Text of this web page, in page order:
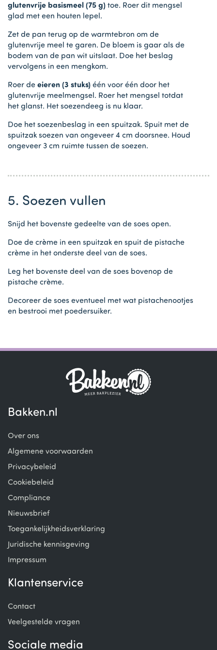
glutenvrije basismeel (75 g) toe. Roer dit mengsel
glad met een houten lepel.
Zet de pan terug op de warmtebron om de
glutenvrije meel te garen. De bloem is gaar als de
bodem van de pan wit uitslaat. Doe het beslag
vervolgens in een mengkom.
Roer de eieren (3 stuks) één voor één door het
glutenvrije meelmengsel. Roer het mengsel totdat
het glanst. Het soezendeeg is nu klaar.
Doe het soezenbeslag in een spuitzak. Spuit met de
spuitzak soezen van ongeveer 4 cm doorsnee. Houd
ongeveer 3 cm ruimte tussen de soezen.
5. Soezen vullen
Snijd het bovenste gedeelte van de soes open.
Doe de crème in een spuitzak en spuit de pistache
crème in het onderste deel van de soes.
Leg het bovenste deel van de soes bovenop de
pistache crème.
Decoreer de soes eventueel met wat pistachenootjes
en bestrooi met poedersuiker.
Bakken.nl
Over ons
Algemene voorwaarden
Privacybeleid
Cookiebeleid
Compliance
Nieuwsbrief
Toegankelijkheidsverklaring
Juridische kennisgeving
Impressum
Klantenservice
Contact
Veelgestelde vragen
Sociale media